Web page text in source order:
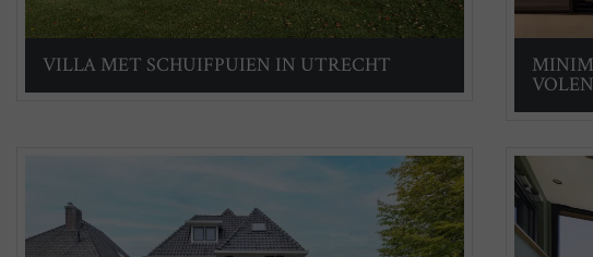
VILLA MET SCHUIFPUIEN IN UTRECHT